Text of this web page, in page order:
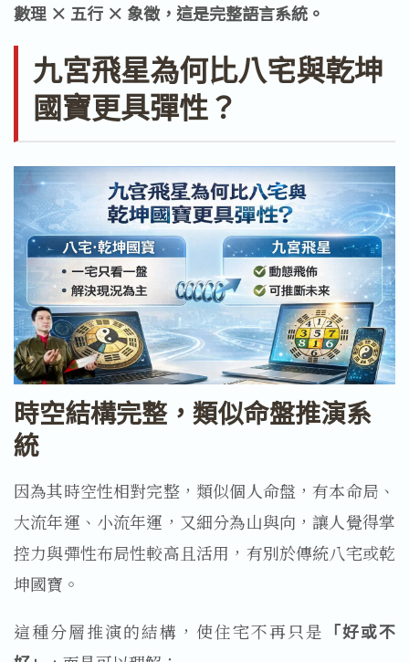
數理 × 五行 × 象徵，這是完整語言系統。
九宮飛星為何比八宅與乾坤
國寶更具彈性？
時空結構完整，類似命盤推演系
統
因為其時空性相對完整，類似個人命盤，有本命局、
大流年運、小流年運，又細分為山與向，讓人覺得掌
控力與彈性布局性較高且活用，有別於傳統八宅或乾
坤國寶。
這種分層推演的結構，使住宅不再只是 「好或不